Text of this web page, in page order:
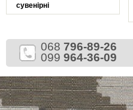
сувенірні
068 796-89-26
099 964-36-09